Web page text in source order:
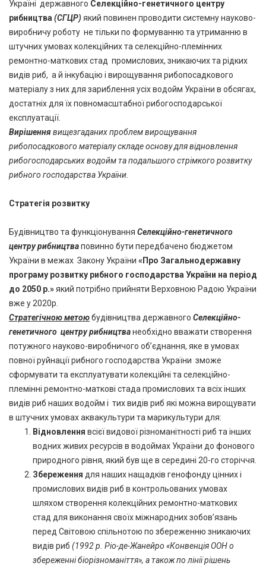
Україні державного Селекційно-генетичного центру
рибництва (СГЦР) який повинен проводити системну науково-
виробничу роботу не тільки по формуванню та утриманню в
штучних умовах колекційних та селекційно-племінних
ремонтно-маткових стад промислових, зникаючих та рідких
видів риб, а й інкубацію і вирощування рибопосадкового
матеріалу з них для зариблення усіх водойм України в обсягах,
достатніх для їх повномасштабної рибогосподарської
експлуатації.
Вирішеннявищезгаданих проблем вирощування
рибопосадкового матеріалу складе основу для відновлення
рибогосподарських водойм та подальшого стрімкого розвитку
рибного господарства України.
Стратегія розвитку
Будівництво та функціонування Селекційно-генетичного
центру рибництваповинно бути передбачено бюджетом
України в межах Закону України «Про Загальнодержавну
програму розвитку рибного господарства України на період
до 2050 р.»який потрібно прийняти Верховною Радою України
вже у 2020р.
Стратегічною метоюбудівництва державного Селекційно-
генетичного центру рибництванеобхідно вважати створення
потужного науково-виробничого об’єднання, яке в умовах
повної руйнації рибного господарства України зможе
сформувати та експлуатувати колекційні та селекційно-
племінні ремонтно-маткові стада промислових та всіх інших
видів риб наших водойм і тих видів риб які можна вирощувати
в штучних умовах аквакультури та марикультури для:
Відновлення всієї видової різноманітності риб та інших
водних живих ресурсів в водоймах України до фонового
природного рівня, який був ще в середині 20-го сторіччя.
Збереження для наших нащадків генофонду цінних і
промислових видів риб в контрольованих умовах
шляхом створення колекційних ремонтно-маткових
стад для виконання своїх міжнародних зобов’язань
перед Світовою спільнотою по збереженню зникаючих
видів риб (1992 р. Ріо-де-Жанейро «Конвенція ООН о
збереженні біорізноманіття», а також по лінії рішень